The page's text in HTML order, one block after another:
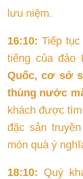
lưu niệm.
16:10: Tiếp
tiếng của đảo
Quốc, cơ sở
thùng nước
khách được
đặc sản
món quà ý
18:10: Quý